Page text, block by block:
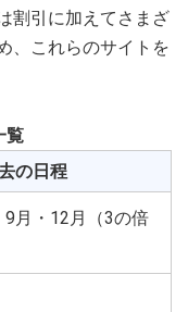
割引に加えてさまざ
、これらのサイトを
覧
の日程
9月・12月（3の倍